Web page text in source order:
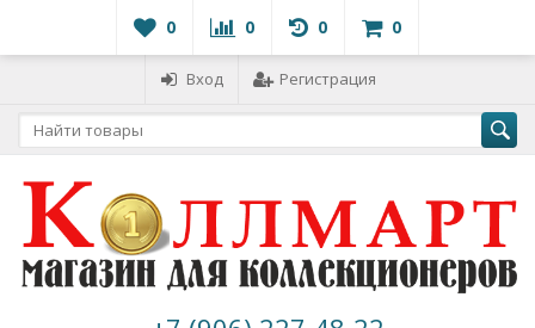
0 0 0 0
Вход Регистрация